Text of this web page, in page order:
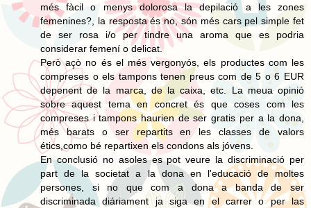
més fàcil o menys dolorosa la depilació a les zones
femenines?, la resposta és no, són més cars pel simple fet
de ser rosa i/o per tindre una aroma que es podria
considerar femení o delicat.
Però açò no és el més vergonyós, els productes com les
compreses o els tampons tenen preus com de 5 o 6 EUR
depenent de la marca, de la caixa, etc. La meua opinió
sobre aquest tema en concret és que coses com les
compreses i tampons haurien de ser gratis per a la dona,
més barats o ser repartits en les classes de valors
étics,como bé repartixen els condons als jóvens.
En conclusió no asoles es pot veure la discriminació per
part de la societat a la dona en l'educació de moltes
persones, si no que com a dona a banda de ser
discriminada diáriament ja siga en el carrer o per las